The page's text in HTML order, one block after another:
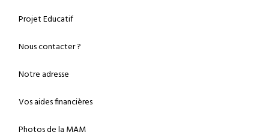
Projet Educatif
Nous contacter ?
Notre adresse
Vos aides financières
Photos de la MAM